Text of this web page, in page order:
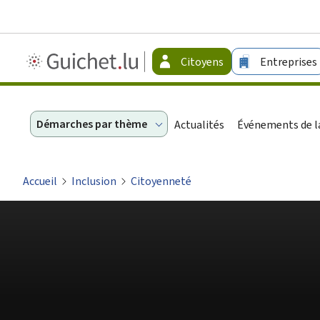
Guichet.lu
-
Citoyens Entreprises
Démarches par thème Actualités Événements de
Accueil Inclusion Citoyenneté